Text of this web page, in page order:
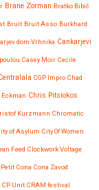
Brane Zorman Bratko Bibič
Bruit Bruit Asso Burkhard
dom Vrhnika Cankarjevi
Casey Moir Cecile
CGP Impro Chad
Chris Pitsiokos
Kurzmann Chromatic
of Asylum City Of Women
Feed Clockwork Voltage
Cona Cona Zavod
CP Unit CRAM festival